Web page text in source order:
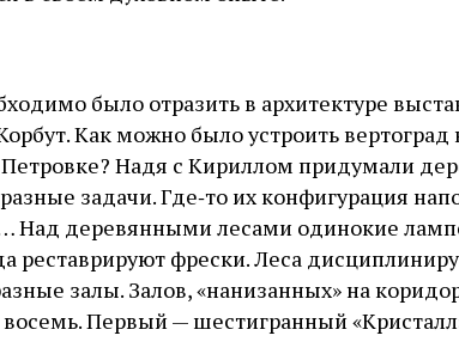
было отразить в архитектуре
Как можно было устроить вертоград
Надя с Кириллом придумали
задачи. Где‑то их конфигурация
Над деревянными лесами одинокие
реставрируют фрески. Леса
залы. Залов, «нанизанных» на
восемь. Первый — шестигранный